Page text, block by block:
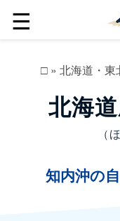
☰
□» 北海道・東
北海
（
知内沖の